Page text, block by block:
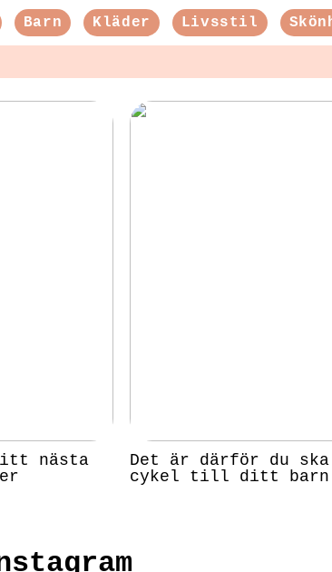
Barn Kläder Livsstil
nästa
Det är därför du ska
cykel till ditt barn